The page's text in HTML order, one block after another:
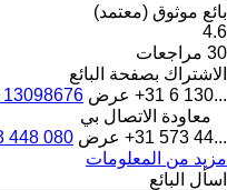
بائع موثوق (معتمد)
4.6
30 مراجعات
الاشتراك بصفحة البائع
+31 6 130... عرض 13098676
معاودة الاتصال بي
+31 573 44... عرض 448 080
مزيد من المعلومات
اسأل البائع